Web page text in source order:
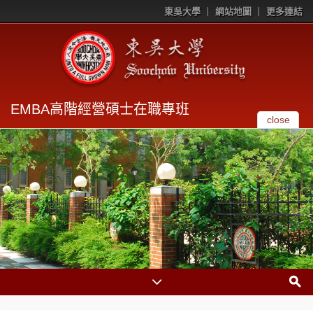
東吳大學 網站地圖 更多連結
EMBA高階經營碩士在職專班
close